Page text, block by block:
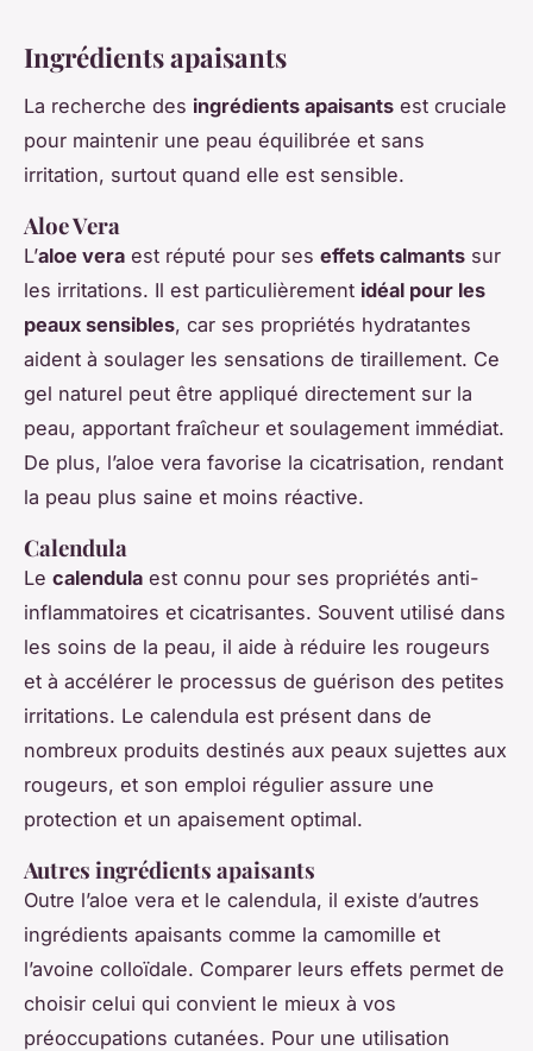
Ingrédients apaisants
La recherche des ingrédients apaisants est cruciale
pour maintenir une peau équilibrée et sans
irritation, surtout quand elle est sensible.
Aloe Vera
L’aloe vera est réputé pour ses effets calmants sur
les irritations. Il est particulièrement idéal pour les
peaux sensibles, car ses propriétés hydratantes
aident à soulager les sensations de tiraillement. Ce
gel naturel peut être appliqué directement sur la
peau, apportant fraîcheur et soulagement immédiat.
De plus, l’aloe vera favorise la cicatrisation, rendant
la peau plus saine et moins réactive.
Calendula
Le calendula est connu pour ses propriétés anti-
inflammatoires et cicatrisantes. Souvent utilisé dans
les soins de la peau, il aide à réduire les rougeurs
et à accélérer le processus de guérison des petites
irritations. Le calendula est présent dans de
nombreux produits destinés aux peaux sujettes aux
rougeurs, et son emploi régulier assure une
protection et un apaisement optimal.
Autres ingrédients apaisants
Outre l’aloe vera et le calendula, il existe d’autres
ingrédients apaisants comme la camomille et
l’avoine colloïdale. Comparer leurs effets permet de
choisir celui qui convient le mieux à vos
préoccupations cutanées. Pour une utilisation